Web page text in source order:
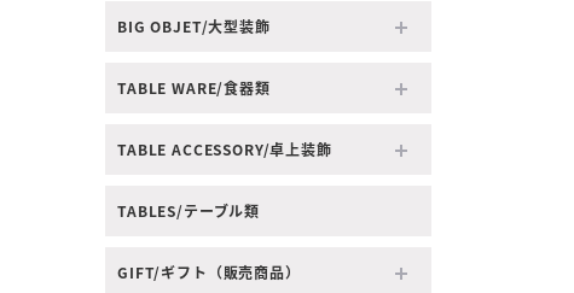
BIG OBJET/大型装飾
TABLE WARE/食器類
TABLE ACCESSORY/卓上装飾
TABLES/テーブル類
GIFT/ギフト（販売商品）